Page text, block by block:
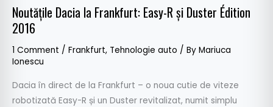
Noutățile Dacia la Frankfurt: Easy-R și Duster Édition
2016
1 Comment / Frankfurt, Tehnologie auto / By Mariuca
Ionescu
Dacia în direct de la Frankfurt – o noua cutie de viteze
robotizată Easy-R și un Duster revitalizat, numit simplu
2016